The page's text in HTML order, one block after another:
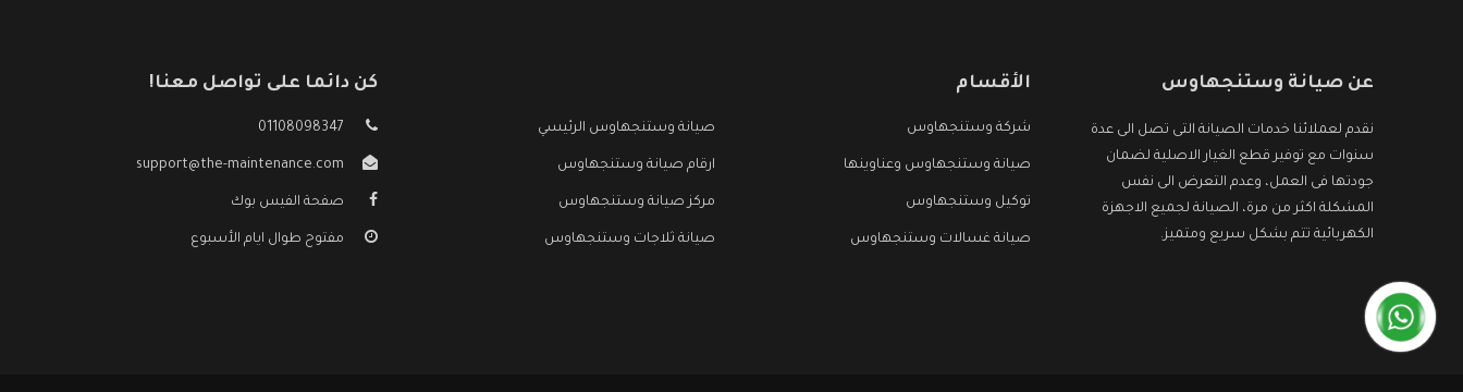
عن صيانة وستنجهاوس
نقدم لعملائنا خدمات الصيانة التى تصل الى عدة
سنوات مع توفير قطع الغيار الاصلية لضمان
جودتها فى العمل، وعدم التعرض الى نفس
المشكلة اكثر من مرة، الصيانة لجميع الاجهزة
الكهربائية تتم بشكل سريع ومتميز.
الأقسام
شركة وستنجهاوس صيانة وستنجهاوس الرئيسي
صيانة وستنجهاوس وعناوينها ارقام صيانة وستنجهاوس
توكيل وستنجهاوس مركز صيانة وستنجهاوس
صيانة غسالات وستنجهاوس صيانة ثلاجات وستنجهاوس
كن دائما على تواصل معنا!
01108098347
support@the-maintenance.com
صفحة الفيس بوك
مفتوح طوال ايام الأسبوع